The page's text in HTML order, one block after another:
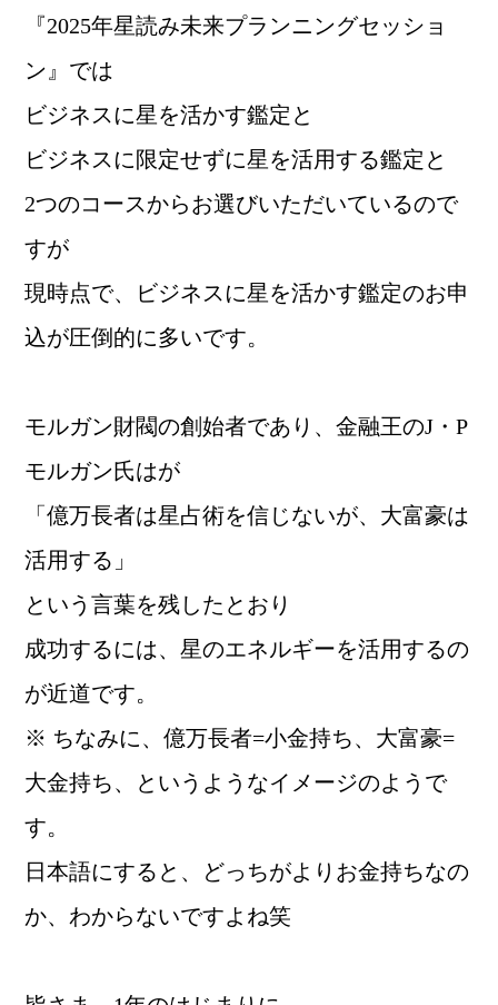
『2025年星読み未来プランニングセッショ
ン』では
ビジネスに星を活かす鑑定と
ビジネスに限定せずに星を活用する鑑定と
2つのコースからお選びいただいているので
すが
現時点で、ビジネスに星を活かす鑑定のお申
込が圧倒的に多いです。
モルガン財閥の創始者であり、金融王のJ・P
モルガン氏はが
「億万長者は星占術を信じないが、大富豪は
活用する」
という言葉を残したとおり
成功するには、星のエネルギーを活用するの
が近道です。
※ ちなみに、億万長者=小金持ち、大富豪=
大金持ち、というようなイメージのようで
す。
日本語にすると、どっちがよりお金持ちなの
か、わからないですよね笑